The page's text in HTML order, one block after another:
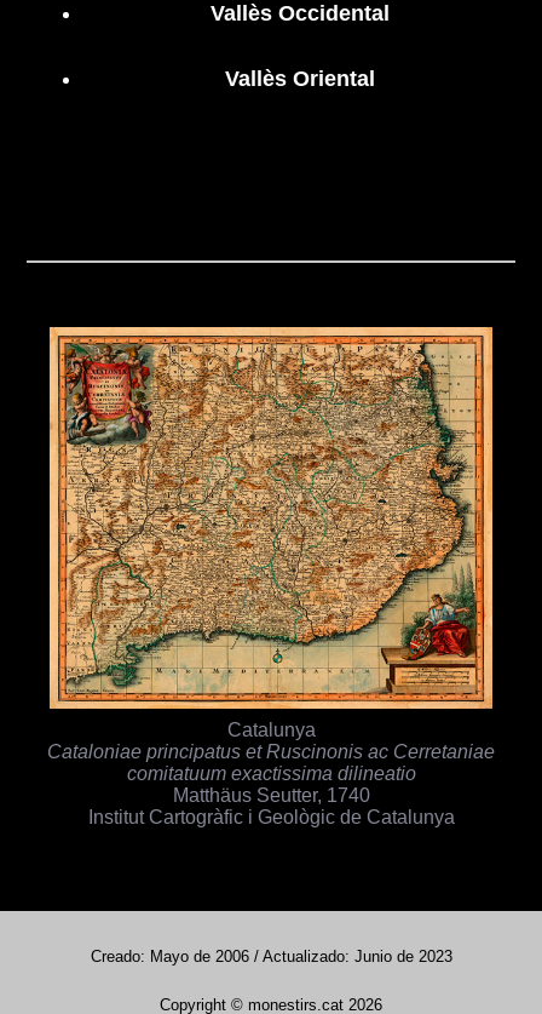
Vallès Occidental
Vallès Oriental
Catalunya
Cataloniae principatus et Ruscinonis ac Cerretaniae
comitatuum exactissima dilineatio
Matthäus Seutter, 1740
Institut Cartogràfic i Geològic de Catalunya
Creado: Mayo de 2006 / Actualizado: Junio de 2023